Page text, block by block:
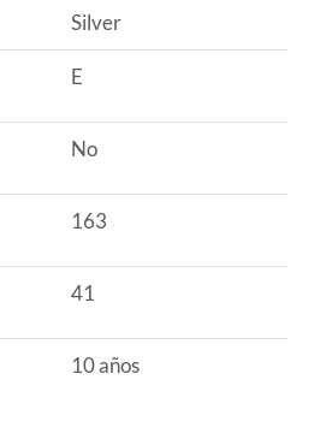
Silver
E
No
163
41
10 años